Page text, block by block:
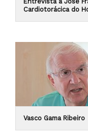
Cardiotorácica do
Vasco Gama Ribeiro